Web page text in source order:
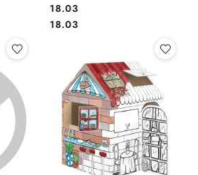
Cena:
18.03
Cena:
18.03